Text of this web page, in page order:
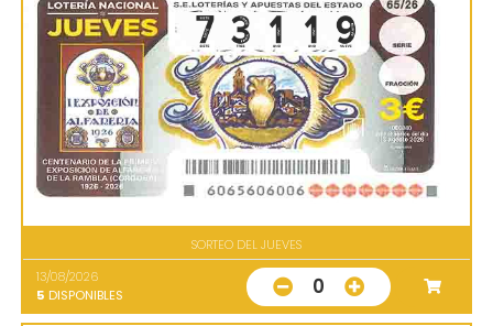
SORTEO DEL JUEVES
13/08/2026
5 DISPONIBLES 0